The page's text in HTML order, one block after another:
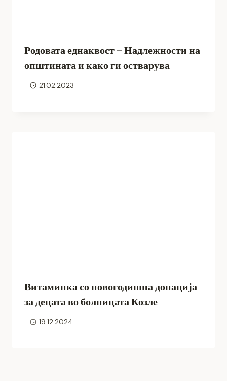
Родовата еднаквост – Надлежности на
општината и како ги остварува
21.02.2023
Витаминка со новогодишна донација
за децата во болницата Козле
19.12.2024